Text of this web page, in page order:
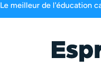
de satisfaction